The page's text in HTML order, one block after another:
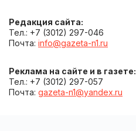
Редакция сайта:
Тел.: +7 (3012) 297-046
Почта: info@gazeta-n1.ru
Реклама на сайте и в газете:
Тел.: +7 (3012) 297-057
Почта: gazeta-n1@yandex.ru